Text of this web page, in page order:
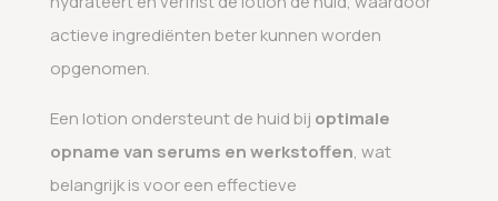
actieve ingrediënten beter kunnen worden
opgenomen.
Een lotion ondersteunt de huid bij optimale
opname van serums en werkstoffen, wat
belangrijk is voor een effectieve